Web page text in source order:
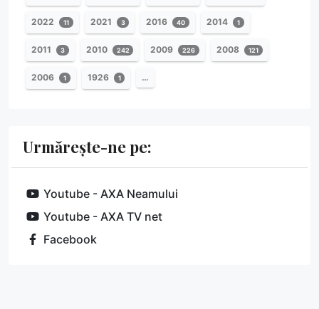
2022 11 2021 3 2016 40 2014 1
2011 3 2010 242 2009 226 2008 121
2006 1 1926 1 …
Urmărește-ne pe:
Youtube - AXA Neamului
Youtube - AXA TV net
Facebook